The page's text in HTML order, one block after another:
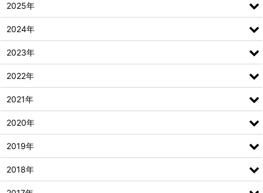
2025年
2024年
2023年
2022年
2021年
2020年
2019年
2018年